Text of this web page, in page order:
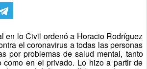
en lo Civil ordenó a Horacio Rodríguez
el coronavirus a todas las personas
por problemas de salud mental, tanto
como en el privado. Lo hizo a partir de